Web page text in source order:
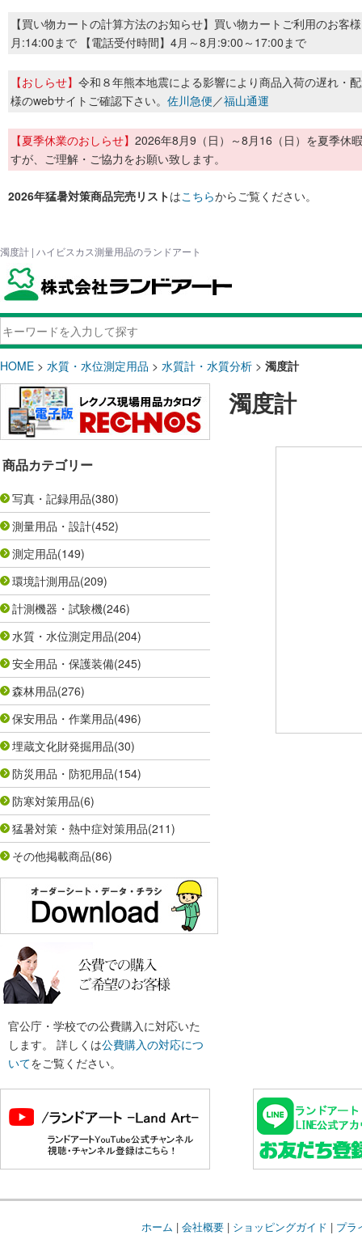
【買い物カートの計算方法のお知らせ】買い物カートご利用のお客
月:14:00まで 【電話受付時間】4月～8月:9:00～17:00まで
【おしらせ】 令和８年熊本地震による影響により商品入荷の遅れ・
様のwebサイトご確認下さい。 佐川急便／福山通運
【夏季休業のおしらせ】 2026年8月9（日）～8月16（日）を夏季休
すが、ご理解・ご協力をお願い致します。
2026年猛暑対策商品完売リストはこちらからご覧ください。
濁度計 | ハイビスカス測量用品のランドアート
HOME > 水質・水位測定用品 > 水質計・水質分析 > 濁度計
商品カテゴリー
写真・記録用品(380)
測量用品・設計(452)
測定用品(149)
環境計測用品(209)
計測機器・試験機(246)
水質・水位測定用品(204)
安全用品・保護装備(245)
森林用品(276)
保安用品・作業用品(496)
埋蔵文化財発掘用品(30)
防災用品・防犯用品(154)
防寒対策用品(6)
猛暑対策・熱中症対策用品(211)
その他掲載商品(86)
官公庁・学校での公費購入に対応いた
します。 詳しくは公費購入の対応につ
いてをご覧ください。
濁度計
ホーム | 会社概要| ショッピングガイド | プラ